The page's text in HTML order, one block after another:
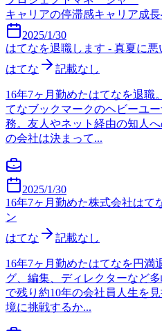
キャリアの停滞感キャリア成
2025/1/30
はてなを退職します - 真夏に悪
はてな
記載なし
16年7ヶ月勤めたはてなを退職
てなブックマークのヘビーユ
務。友人やネット経由の知人
の会社は決まって...
2025/1/30
16年7ヶ月勤めた株式会社はて
ン
はてな
記載なし
16年7ヶ月勤めたはてなを円満
グ、編集、ディレクターなど
で残り約10年の会社員人生を
境に挑戦するか...